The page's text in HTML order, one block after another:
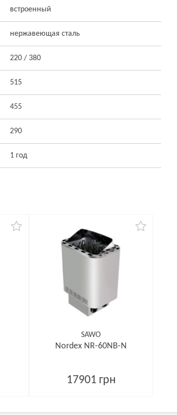
встроенный
нержавеющая сталь
220 / 380
515
455
290
1 год
SAWO
Nordex NR-60NB-N
17901 грн